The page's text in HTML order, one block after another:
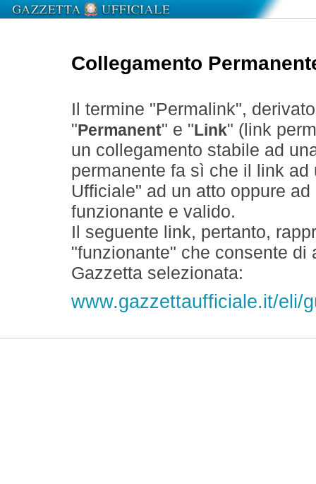
Collegamento
Il termine "Permalink",
" Permanent" e " Link" (link
un collegamento stabile ad
permanente fa sì che il link
Ufficiale" ad un atto oppure
funzionante e valido.
Il seguente link, pertanto,
"funzionante" che consente
Gazzetta selezionata:
www.gazzettaufficiale.it/eli/